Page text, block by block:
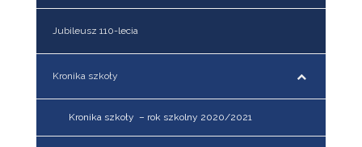
Jubileusz 110-lecia
Kronika szkoły
Kronika szkoły – rok szkolny 2020/2021